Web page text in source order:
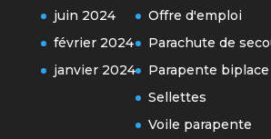
juin 2024
février 2024
janvier 2024
Offre d'emploi
Parachute de
Parapente biplace
Sellettes
Voile parapente